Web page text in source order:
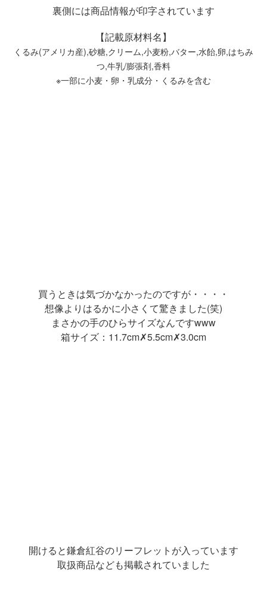
裏側には商品情報が印字されています
【記載原材料名】
くるみ(アメリカ産),砂糖,クリーム,小麦粉,バター,水飴,卵,はちみ
つ,牛乳/膨張剤,香料
※一部に小麦・卵・乳成分・くるみを含む
買うときは気づかなかったのですが・・・・
想像よりはるかに小さくて驚きました(笑)
まさかの手のひらサイズなんですwww
箱サイズ：11.7cm✗5.5cm✗3.0cm
開けると鎌倉紅谷のリーフレットが入っています
取扱商品なども掲載されていました